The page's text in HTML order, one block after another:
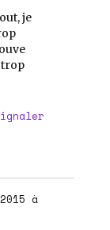
je
trop
à